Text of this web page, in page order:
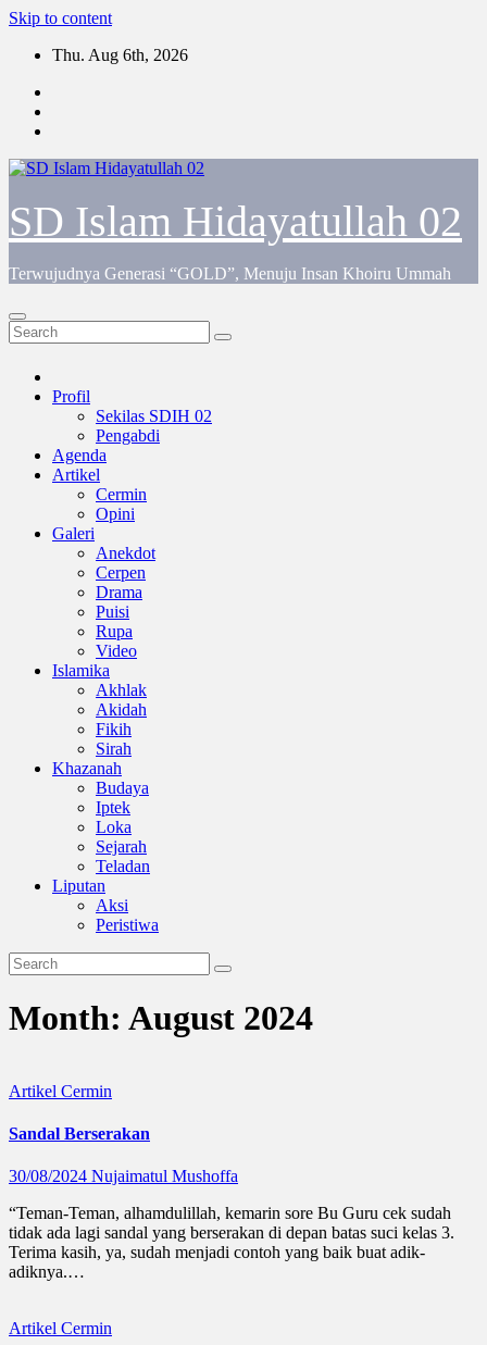
Skip to content
Thu. Aug 6th, 2026
SD Islam Hidayatullah 02
Terwujudnya Generasi “GOLD”, Menuju Insan Khoiru Ummah
Profil
Sekilas SDIH 02
Pengabdi
Agenda
Artikel
Cermin
Opini
Galeri
Anekdot
Cerpen
Drama
Puisi
Rupa
Video
Islamika
Akhlak
Akidah
Fikih
Sirah
Khazanah
Budaya
Iptek
Loka
Sejarah
Teladan
Liputan
Aksi
Peristiwa
Month: August 2024
Artikel Cermin
Sandal Berserakan
30/08/2024 Nujaimatul Mushoffa
“Teman-Teman, alhamdulillah, kemarin sore Bu Guru cek sudah
tidak ada lagi sandal yang berserakan di depan batas suci kelas 3.
Terima kasih, ya, sudah menjadi contoh yang baik buat adik-
adiknya.…
Artikel Cermin